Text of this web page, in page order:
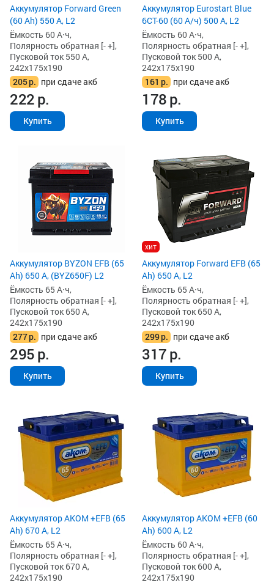
Аккумулятор Forward Green
(60 Ah) 550 А, L2
Ёмкость 60 А·ч,
Полярность обратная [- +],
Пусковой ток 550 А,
242x175x190
205р. при сдаче акб
222р.
Купить
Аккумулятор Eurostart Blue
6CT-60 (60 А/ч) 500 А, L2
Ёмкость 60 А·ч,
Полярность обратная [- +],
Пусковой ток 500 А,
242x175x190
161 р. при сдаче акб
178р.
Купить
Аккумулятор BYZON EFB (65
Ah) 650 А, (BYZ650F) L2
Ёмкость 65 А·ч,
Полярность обратная [- +],
Пусковой ток 650 А,
242x175x190
277р. при сдаче акб
295р.
Купить
хит
Аккумулятор Forward EFB (65
Ah) 650 А, L2
Ёмкость 65 А·ч,
Полярность обратная [- +],
Пусковой ток 650 А,
242x175x190
299р. при сдаче акб
317р.
Купить
Аккумулятор AKOM +EFB (65
Ah) 670 А, L2
Ёмкость 65 А·ч,
Полярность обратная [- +],
Пусковой ток 670 А,
242x175x190
Аккумулятор AKOM +EFB (60
Ah) 600 А, L2
Ёмкость 60 А·ч,
Полярность обратная [- +],
Пусковой ток 600 А,
242x175x190